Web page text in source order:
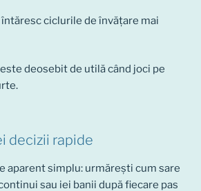
ciclurile de învățare mai
deosebit de utilă când joci pe
decizii rapide
aparent simplu: urmărești cum sare
sau iei banii după fiecare pas